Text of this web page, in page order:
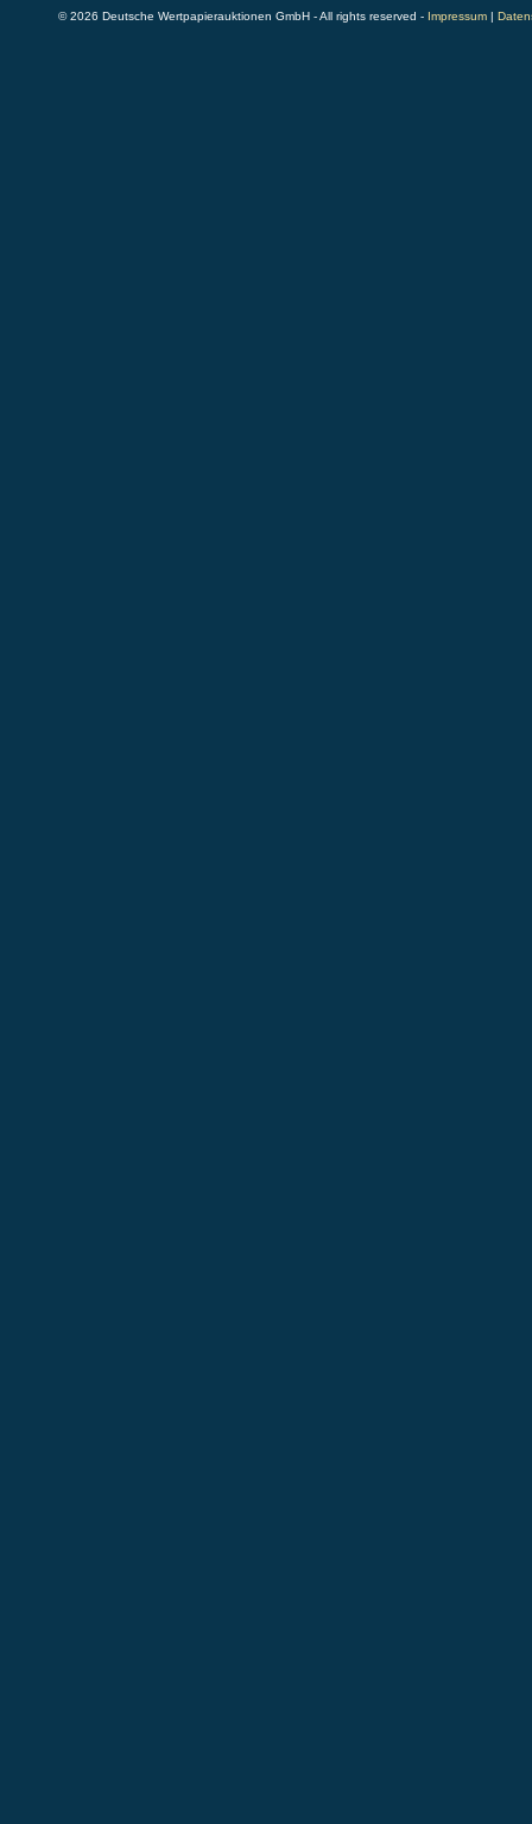
© 2026 Deutsche Wertpapierauktionen GmbH - All rights reserved - Impressum|